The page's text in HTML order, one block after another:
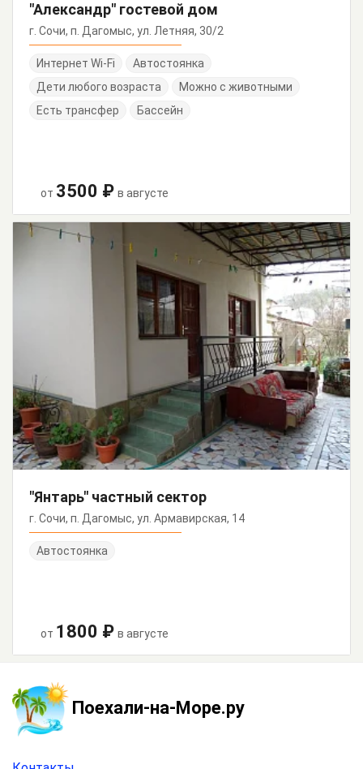
"Александр" гостевой дом
г. Сочи, п. Дагомыс, ул. Летняя, 30/2
Интернет Wi-Fi
Автостоянка
Дети любого возраста
Можно с животными
Есть трансфер
Бассейн
от 3500 ₽ в августе
"Янтарь" частный сектор
г. Сочи, п. Дагомыс, ул. Армавирская, 14
Автостоянка
от 1800 ₽ в августе
Поехали-на-Море.ру